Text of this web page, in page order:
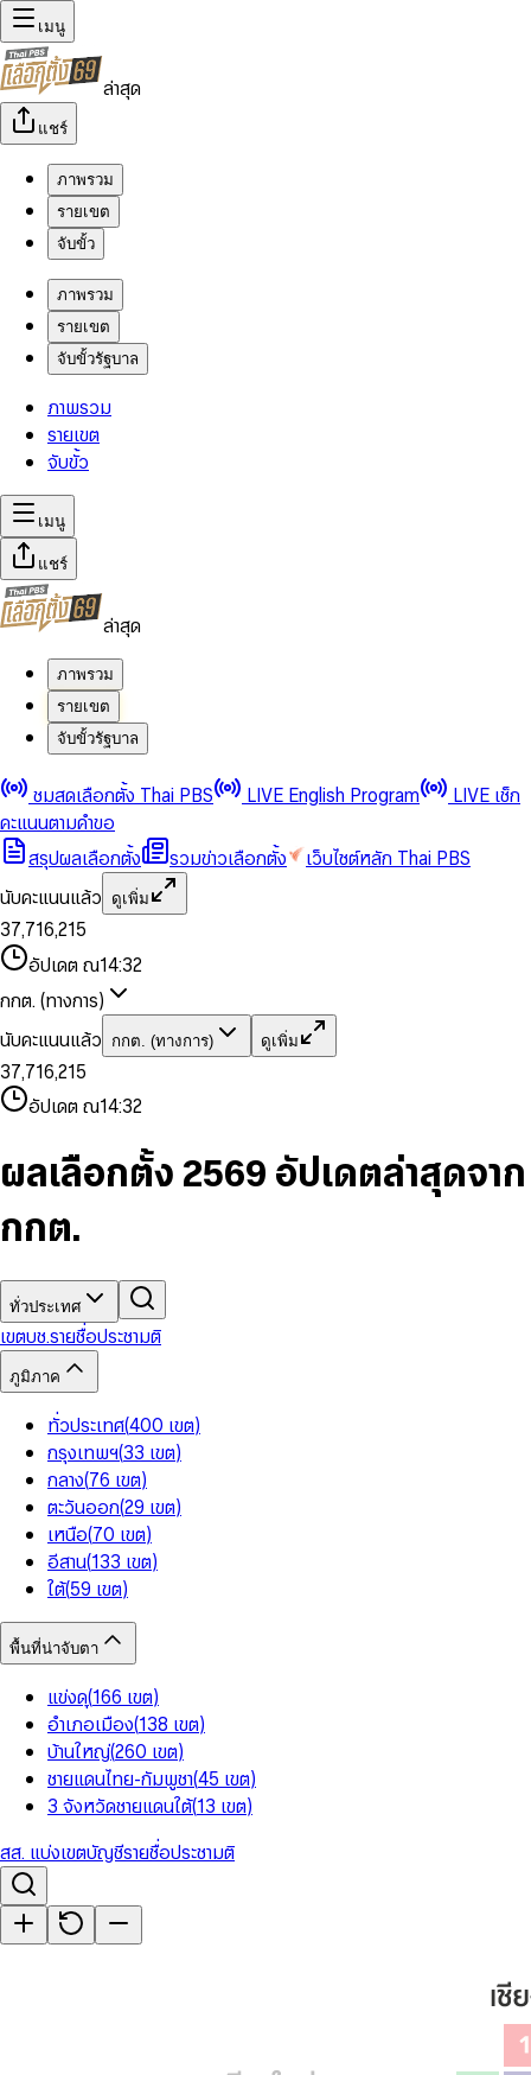
เมนู
ล่าสุด
แชร์
ภาพรวม
รายเขต
จับขั้ว
ภาพรวม
รายเขต
จับขั้วรัฐบาล
ภาพรวม
รายเขต
จับขั้ว
เมนู
แชร์
ล่าสุด
ภาพรวม
รายเขต
จับขั้วรัฐบาล
ชมสดเลือกตั้ง Thai PBS LIVE English Program
LIVE เช็ก
คะแนนตามคำขอ
สรุปผลเลือกตั้ง
รวมข่าวเลือกตั้ง
เว็บไซต์หลัก Thai PBS
นับคะแนนแล้ว
ดูเพิ่ม
0
1
2
3
4
5
6
8
9
0
1
2
3
4
5
6
7
8
9
,
0
1
2
4
6
7
8
9
0
1
2
3
4
5
6
7
8
9
0
1
3
5
6
7
8
9
,
1
2
4
5
7
8
9
0
1
3
4
6
7
8
9
0
2
3
4
5
7
8
อัปเดต ณ14:32
กกต. (ทางการ)
นับคะแนนแล้ว
กกต. (ทางการ) ดูเพิ่ม
0
1
2
3
4
5
7
8
0
1
2
4
5
6
7
8
9
,
0
1
2
4
6
7
8
9
0
1
2
3
5
6
8
9
0
1
3
5
6
7
8
,
1
2
4
6
7
9
0
1
3
5
6
8
9
0
2
3
4
5
7
9
อัปเดต ณ14:32
ผลเลือกตั้ง 2569 อัปเดตล่าสุดจาก
กกต.
ทั่วประเทศ
เขตบช.รายชื่อประชามติ
ภูมิภาค
ทั่วประเทศ(400 เขต)
กรุงเทพฯ(33 เขต)
กลาง(76 เขต)
ตะวันออก(29 เขต)
เหนือ(70 เขต)
อีสาน(133 เขต)
ใต้(59 เขต)
พื้นที่น่าจับตา
แข่งดุ(166 เขต)
อำเภอเมือง(138 เขต)
บ้านใหญ่(260 เขต)
ชายแดนไทย-กัมพูชา(45 เขต)
3 จังหวัดชายแดนใต้(13 เขต)
สส. แบ่งเขตบัญชีรายชื่อประชามติ